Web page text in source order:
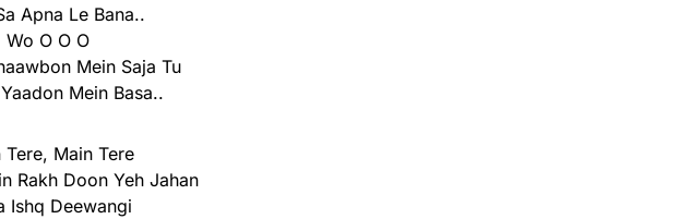
Apna Le Bana..
Wo O O O
Mein Saja Tu
Mein Basa..
Tere, Main Tere
Rakh Doon Yeh Jahan
Ishq Deewangi